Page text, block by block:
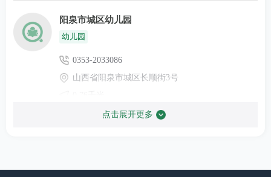
阳泉市城区幼儿园
幼儿园
0353-2033086
山西省阳泉市城区长顺街3号
0353-2034558
点击展开更多